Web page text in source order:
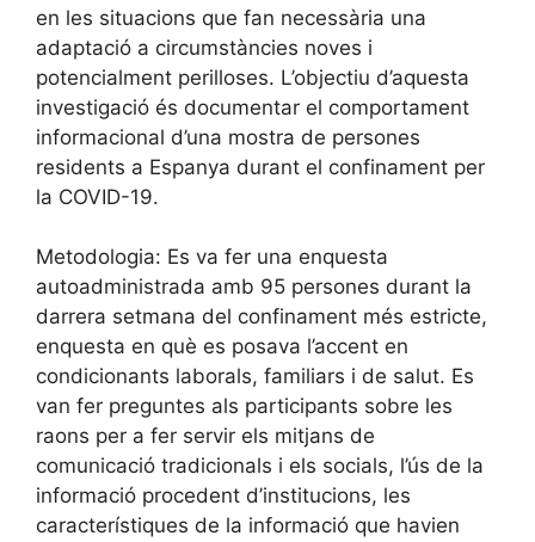
en les situacions que fan necessària una
adaptació a circumstàncies noves i
potencialment perilloses. L’objectiu d’aquesta
investigació és documentar el comportament
informacional d’una mostra de persones
residents a Espanya durant el confinament per
la COVID-19.
Metodologia: Es va fer una enquesta
autoadministrada amb 95 persones durant la
darrera setmana del confinament més estricte,
enquesta en què es posava l’accent en
condicionants laborals, familiars i de salut. Es
van fer preguntes als participants sobre les
raons per a fer servir els mitjans de
comunicació tradicionals i els socials, l’ús de la
informació procedent d’institucions, les
característiques de la informació que havien